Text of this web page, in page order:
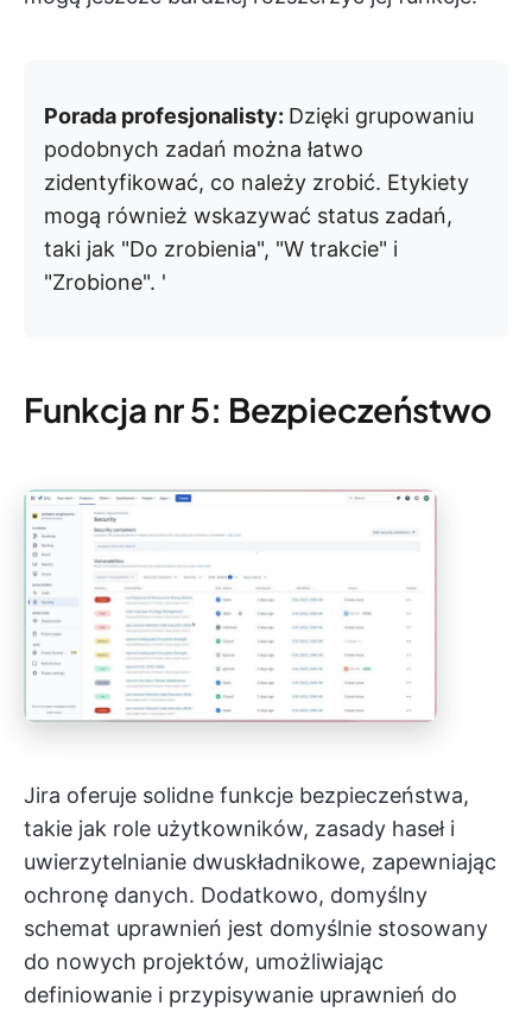
Porada profesjonalisty: Dzięki grupowaniu
podobnych zadań można łatwo
zidentyfikować, co należy zrobić. Etykiety
mogą również wskazywać status zadań,
taki jak "Do zrobienia", "W trakcie" i
"Zrobione". '
Funkcja nr 5: Bezpieczeństwo
Jira oferuje solidne funkcje bezpieczeństwa,
takie jak role użytkowników, zasady haseł i
uwierzytelnianie dwuskładnikowe, zapewniając
ochronę danych. Dodatkowo, domyślny
schemat uprawnień jest domyślnie stosowany
do nowych projektów, umożliwiając
definiowanie i przypisywanie uprawnień do